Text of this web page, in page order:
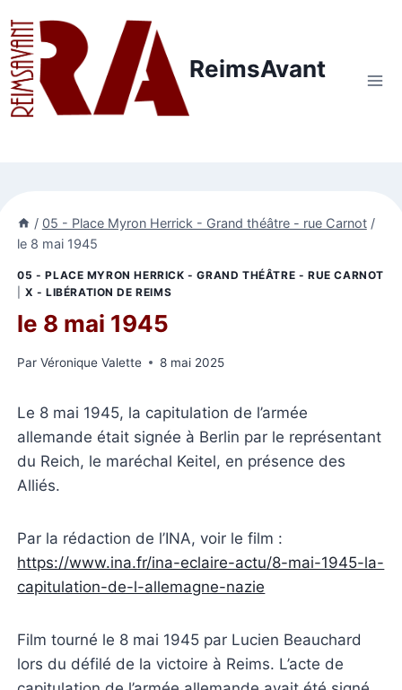
au
contenu
ReimsAvant
/ 05 - Place Myron Herrick - Grand théâtre - rue Carnot /
le 8 mai 1945
05 - PLACE MYRON HERRICK - GRAND THÉÂTRE - RUE CARNOT
X - LIBÉRATION DE REIMS
le 8 mai 1945
Par Véronique Valette 8 mai 2025
Le 8 mai 1945, la capitulation de l’armée
allemande était signée à Berlin par le représentant
du Reich, le maréchal Keitel, en présence des
Alliés.
Par la rédaction de l’INA, voir le film :
https://www.ina.fr/ina-eclaire-actu/8-mai-1945-la-
capitulation-de-l-allemagne-nazie
Film tourné le 8 mai 1945 par Lucien Beauchard
lors du défilé de la victoire à Reims. L’acte de